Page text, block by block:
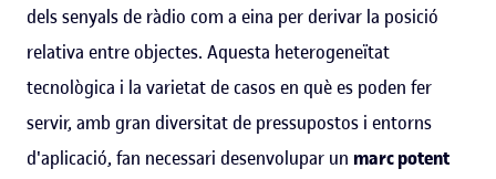
dels senyals de ràdio com a eina per derivar la posició
relativa entre objectes. Aquesta heterogeneïtat
tecnològica i la varietat de casos en què es poden fer
servir, amb gran diversitat de pressupostos i entorns
d'aplicació, fan necessari desenvolupar un marc potent